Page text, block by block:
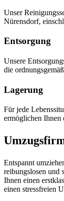
Unser
Nürensdorf,
Entsorgung
Unsere
die
Lagerung
Für jede
ermöglichen
Entspannt
reibungslosen und
Ihnen einen
einen stressfreien